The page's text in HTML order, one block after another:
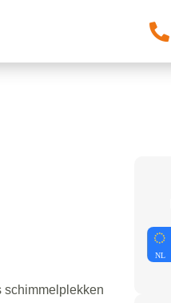
schimmelplekken